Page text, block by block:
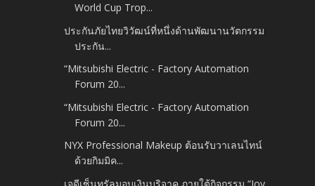
World Cup Trop...
ประกันภัยไทยวิวัฒน์ที่หนึ่งด้านพัฒนานวัตกรรม
ประกัน...
“Mitsubishi Electric - Factory Automation
Forum 20...
“Mitsubishi Electric - Factory Automation
Forum 20...
NYX Professional Makeup ต้อนรับวาเลนไทน์
ด้วยกิมมิค...
เจดีเซ็นทรัลมอบเงินบริจาค ภายใต้กิจกรรม “Joy